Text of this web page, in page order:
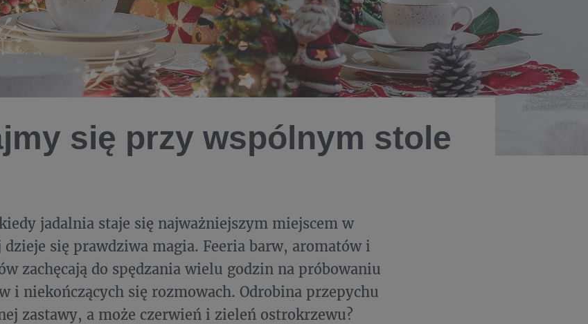
się przy wspólnym stole
jadalnia staje się najważniejszym miejscem w
się prawdziwa magia. Feeria barw, aromatów i
zachęcają do spędzania wielu godzin na próbowaniu
i niekończących się rozmowach. Odrobina przepychu
zastawy, a może czerwień i zieleń ostrokrzewu?